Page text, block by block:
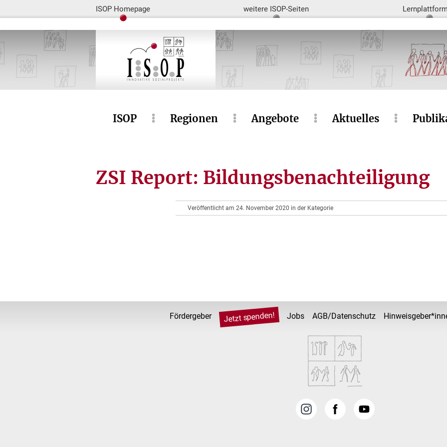
ISOP Homepage weitere ISOP-Seiten
ISOP Regionen Angebote Aktuelles
ZSI Report: Bildungsbenachteiligung
Veröffentlicht am 24. November 2020 in der Kategorie
Fördergeber Jetzt spenden! Jobs AGB/Datenschutz